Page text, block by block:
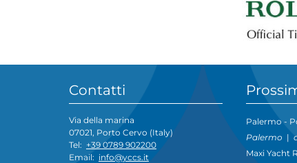
Contatti
Via della marina
07021, Porto Cervo (Italy)
Tel: +39 0789 902200
Email: info@yccs.it
Palermo -
Palermo |
Maxi Yacht